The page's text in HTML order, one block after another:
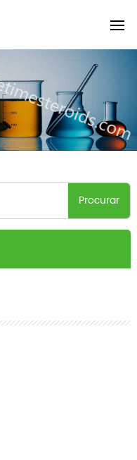
Procurar